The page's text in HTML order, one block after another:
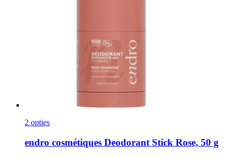
2 opties
endro cosmétiques Deodorant Stick Rose, 50 g